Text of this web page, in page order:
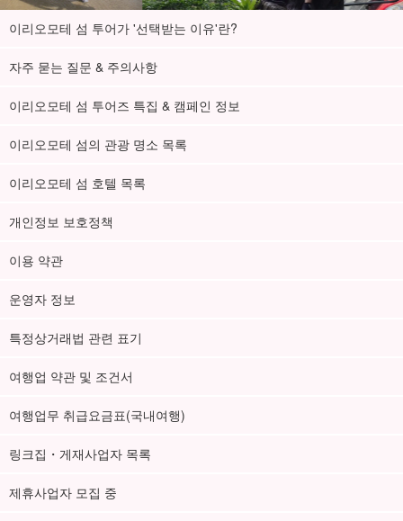
이리오모테 섬 투어가 '선택받는 이유'란?
자주 묻는 질문 & 주의사항
이리오모테 섬 투어즈 특집 & 캠페인 정보
이리오모테 섬의 관광 명소 목록
이리오모테 섬 호텔 목록
개인정보 보호정책
이용 약관
운영자 정보
특정상거래법 관련 표기
여행업 약관 및 조건서
여행업무 취급요금표(국내여행)
링크집・게재사업자 목록
제휴사업자 모집 중